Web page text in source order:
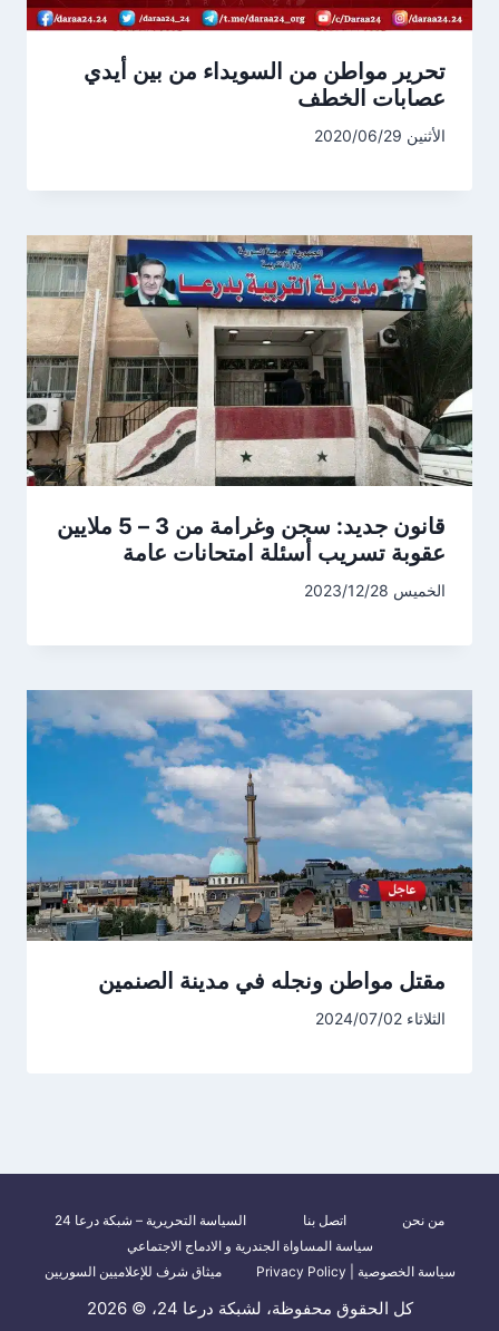
تحرير مواطن من السويداء من بين أيدي
عصابات الخطف
الأثنين 2020/06/29
قانون جديد: سجن وغرامة من 3 – 5 ملايين
عقوبة تسريب أسئلة امتحانات عامة
الخميس 2023/12/28
مقتل مواطن ونجله في مدينة الصنمين
الثلاثاء 2024/07/02
من نحن اتصل بنا
السياسة التحريرية – شبكة درعا 24
سياسة المساواة الجندرية و الادماج الاجتماعي
سياسة الخصوصية | Privacy Policy
ميثاق شرف للإعلاميين السوريين
كل الحقوق محفوظة، لشبكة درعا 24، © 2026